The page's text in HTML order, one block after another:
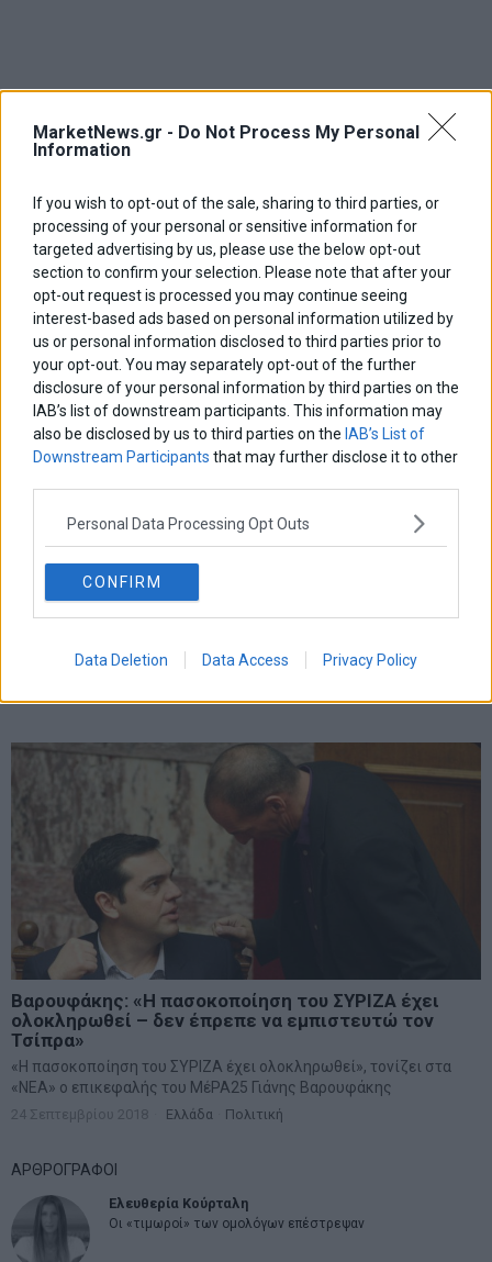
MarketNews.gr - Do Not Process My Personal
Information
If you wish to opt-out of the sale, sharing to third parties, or
processing of your personal or sensitive information for
targeted advertising by us, please use the below opt-out
section to confirm your selection. Please note that after your
opt-out request is processed you may continue seeing
interest-based ads based on personal information utilized by
us or personal information disclosed to third parties prior to
your opt-out. You may separately opt-out of the further
disclosure of your personal information by third parties on the
IAB’s list of downstream participants. This information may
also be disclosed by us to third parties on the IAB’s List of
Downstream Participants that may further disclose it to other
Personal Data Processing Opt Outs
CONFIRM
Data Deletion Data Access Privacy Policy
Βαρουφάκης: «Η πασοκοποίηση του ΣΥΡΙΖΑ έχει
ολοκληρωθεί – δεν έπρεπε να εμπιστευτώ τον
Τσίπρα»
«Η πασοκοποίηση του ΣΥΡΙΖΑ έχει ολοκληρωθεί», τονίζει στα
«ΝΕΑ» ο επικεφαλής του MέΡΑ25 Γιάνης Βαρουφάκης
24 Σεπτεμβρίου 2018 Ελλάδα Πολιτική
ΑΡΘΡΟΓΡΑΦΟΙ
Ελευθερία Κούρταλη
Οι «τιμωροί» των ομολόγων επέστρεψαν